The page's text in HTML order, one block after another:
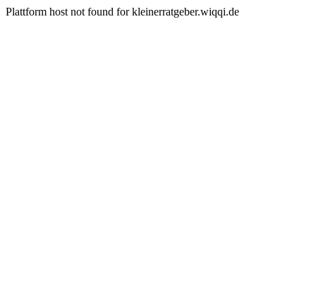
Plattform host not found for kleinerratgeber.wiqqi.de